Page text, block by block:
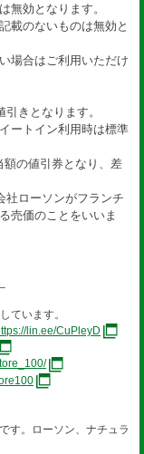
無効となります。
載のないものは無効と
場合はご利用いただけ
きとなります。
ートイン利用時は標準
の値引券となり、差
社ローソンがフランチ
売価のことをいいま
ています。
lin.ee/CuPleyD
す。ローソン、ナチュラ